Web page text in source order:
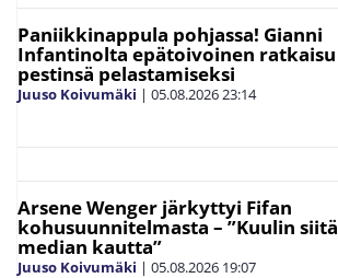
Paniikkinappula pohjassa! Gianni
Infantinolta epätoivoinen ratkaisu
pestinsä pelastamiseksi
Juuso Koivumäki | 05.08.202623:14
Arsene Wenger järkyttyi Fifan
kohusuunnitelmasta – ”Kuulin siitä
median kautta”
Juuso Koivumäki | 05.08.2026 19:07